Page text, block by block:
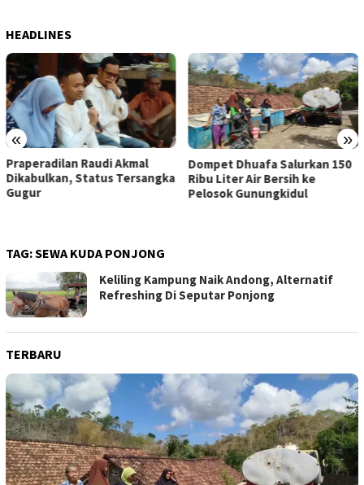
HEADLINES
« »
Praperadilan Raudi Akmal
Dikabulkan, Status Tersangka
Gugur
Dompet Dhuafa Salurkan 150
Ribu Liter Air Bersih ke
Pelosok Gunungkidul
TAG:SEWA KUDA PONJONG
Keliling Kampung Naik Andong, Alternatif
Refreshing Di Seputar Ponjong
TERBARU